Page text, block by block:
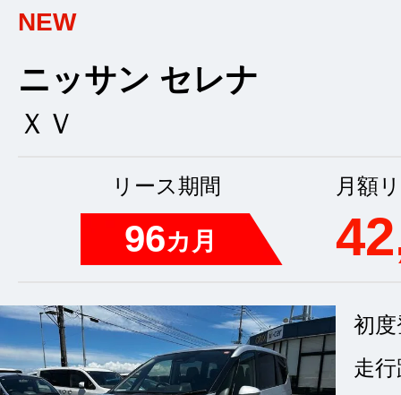
NEW
ニッサン セレナ
ＸＶ
リース期間
96カ月
月額
初
走